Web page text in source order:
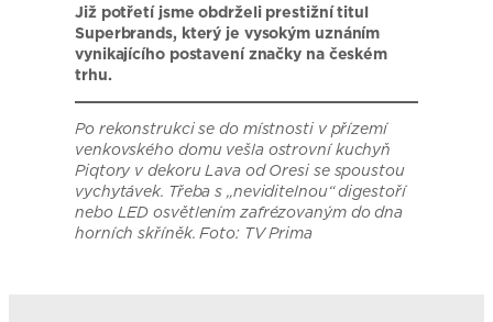
Již potřetí jsme obdrželi prestižní titul
Superbrands, který je vysokým uznáním
vynikajícího postavení značky na českém
trhu.
Po rekonstrukci se do místnosti v přízemí
venkovského domu vešla ostrovní kuchyň
Piqtory v dekoru Lava od Oresi se spoustou
vychytávek. Třeba s „neviditelnou“ digestoří
nebo LED osvětlením zafrézovaným do dna
horních skříněk. Foto: TV Prima